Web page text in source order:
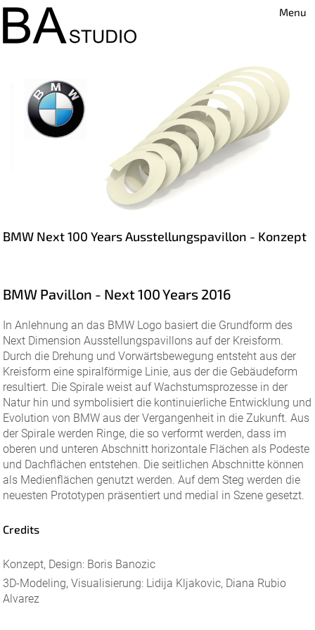
Menu
BMW Next 100 Years Ausstellungspavillon - Konzept
BMW Pavillon - Next 100 Years 2016
In Anlehnung an das BMW Logo basiert die Grundform des
Next Dimension Ausstellungspavillons auf der Kreisform.
Durch die Drehung und Vorwärtsbewegung entsteht aus der
Kreisform eine spiralförmige Linie, aus der die Gebäudeform
resultiert. Die Spirale weist auf Wachstumsprozesse in der
Natur hin und symbolisiert die kontinuierliche Entwicklung und
Evolution von BMW aus der Vergangenheit in die Zukunft. Aus
der Spirale werden Ringe, die so verformt werden, dass im
oberen und unteren Abschnitt horizontale Flächen als Podeste
und Dachflächen entstehen. Die seitlichen Abschnitte können
als Medienflächen genutzt werden. Auf dem Steg werden die
neuesten Prototypen präsentiert und medial in Szene gesetzt.
Credits
Konzept, Design: Boris Banozic
3D-Modeling, Visualisierung: Lidija Kljakovic, Diana Rubio
Alvarez